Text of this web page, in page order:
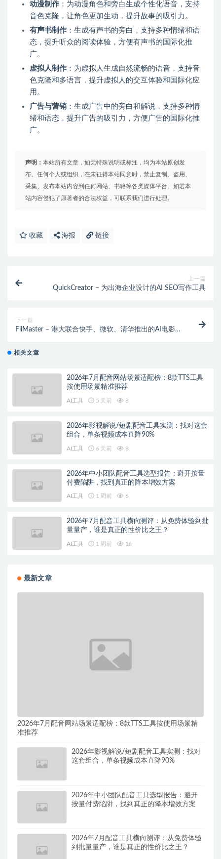
动漫制作 ：为动漫角色和旁白生成个性化语音，支持
音色克隆，让角色更加生动，提升故事的吸引力。
有声书制作 ：生成有声书的旁白，支持多种情绪和语
态，提升听众的阅读体验，方便有声书的国际化推
广。
虚拟人制作 ：为虚拟人生成自然流畅的语音，支持音
色克隆和多语言，提升虚拟人的交互体验和国际化应
用。
广告与营销 ：生成广告中的旁白和解说，支持多种情
绪和语态，提升广告的吸引力，方便广告的国际化推
广。
声明： 本站所有文章，如无特殊说明或标注，均为本站原创发
布。任何个人或组织，在未征得本站同意时，禁止复制、盗用、
采集、发布本站内容到任何网站、书籍等各类媒体平台。如若本
站内容侵犯了原著者的合法权益，可联系我们进行处理。
收藏 海报 链接
上一篇
QuickCreator – 为出海企业设计的AI SEO写作工具
下一篇
FilMaster – 港大联合快手、微软、清华推出的AI电影制
相关文章
2026年7月配音网站场景适配榜：8款TTS工具
按使用场景精准推荐
AI工具 5 天前 8
2026年影视解说/短剧配音工具实测：找对这套
组合，单条视频成本直降90%
AI工具 6 天前 8
2026年中小团队配音工具选型报告：避开按量
付费陷阱，找到真正的降本增效方案
AI工具 1 周前 6
2026年7月配音工具横向测评：从免费体验到批
量量产，谁是真正的性价比之王？
AI工具 1 周前 16
最新文章
2026年7月配音网站场景适配榜：8款TTS工具按使用场景精
准推荐
2026年影视解说/短剧配音工具实测：找对
这套组合，单条视频成本直降90%
2026年中小团队配音工具选型报告：避开
按量付费陷阱，找到真正的降本增效方案
2026年7月配音工具横向测评：从免费体验
到批量量产，谁是真正的性价比之王？